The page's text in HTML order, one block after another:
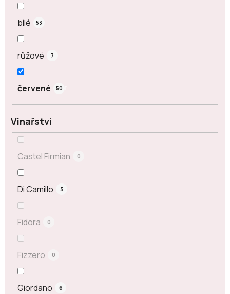
bílé 53
růžové 7
červené 50
Vinařství
Castel Firmian 0
Di Camillo 3
Fidora 0
Fizzero 0
Giordano 6